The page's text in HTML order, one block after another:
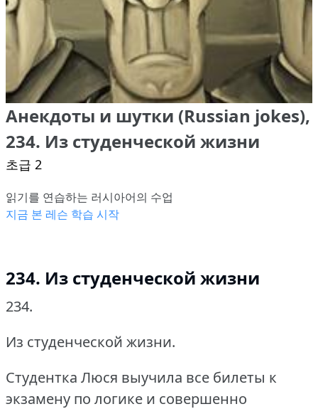
Анекдоты и шутки (Russian jokes),
234. Из студенческой жизни
초급 2
읽기를 연습하는 러시아어의 수업
지금 본 레슨 학습 시작
234. Из студенческой жизни
234.
Из студенческой жизни.
Студентка Люся выучила все билеты к
экзамену по логике и совершенно